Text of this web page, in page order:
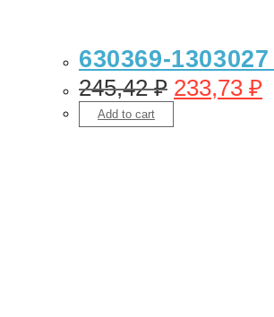
630369-
245,42₽ 233,73 ₽
Add to cart